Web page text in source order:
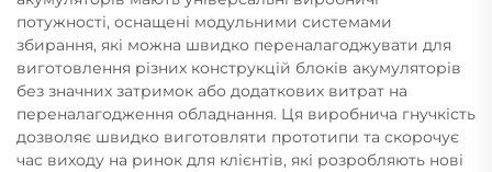
потужності, оснащені модульними системами
збирання, які можна швидко переналагоджувати для
виготовлення різних конструкцій блоків акумуляторів
без значних затримок або додаткових витрат на
переналагодження обладнання. Ця виробнича гнучкість
дозволяє швидко виготовляти прототипи та скорочує
час виходу на ринок для клієнтів, які розробляють нові